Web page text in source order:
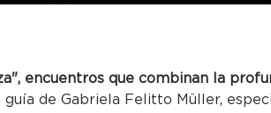
encuentros que combinan la
guía de Gabriela Felitto Müller,